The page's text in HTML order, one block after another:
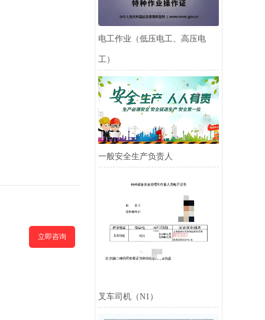
立即咨询
电工作业（低压电工、高压电
工）
一般安全生产负责人
叉车司机（N1）